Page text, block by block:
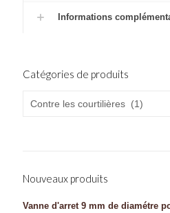
Informations
Catégories de produits
Nouveaux produits
Vanne d'arret 9 mm de diamétre